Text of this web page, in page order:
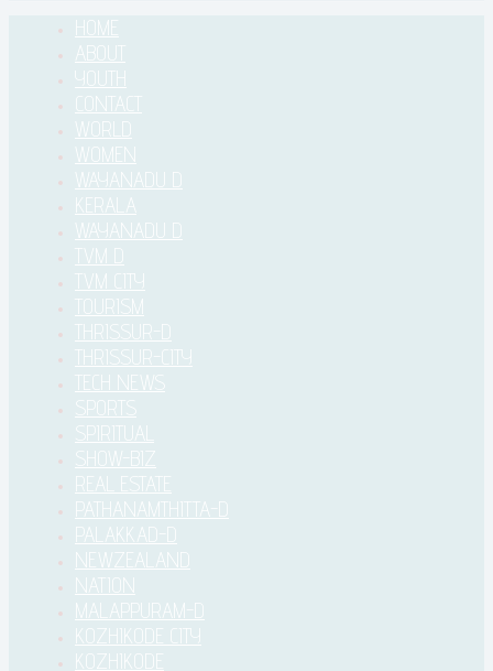
HOME
ABOUT
YOUTH
CONTACT
WORLD
WOMEN
WAYANADU D
KERALA
WAYANADU D
TVM D
TVM CITY
TOURISM
THRISSUR-D
THRISSUR-CITY
TECH NEWS
SPORTS
SPIRITUAL
SHOW-BIZ
REAL ESTATE
PATHANAMTHITTA-D
PALAKKAD-D
NEWZEALAND
NATION
MALAPPURAM-D
KOZHIKODE CITY
KOZHIKODE